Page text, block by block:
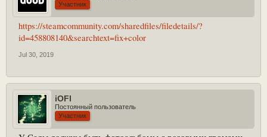
Участник
https://steamcommunity.com/sharedfiles/filedetails/?
id=458808140&searchtext=fix+color
Jul 30, 2019
iOFl
Постоянный пользователь
Участник